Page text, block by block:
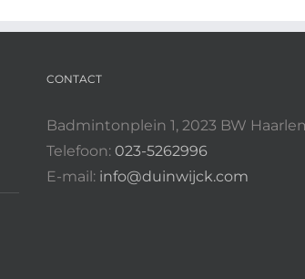
CONTACT
Badmintonplein 1, 2023 BW
Telefoon: 023-5262996
E-mail: info@duinwijck.com